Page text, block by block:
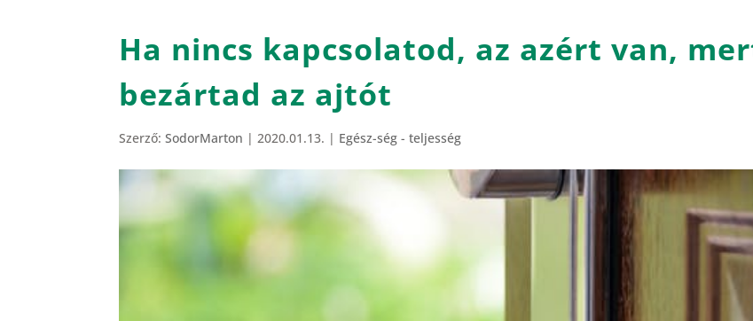
Ha nincs kapcsolatod, az azért van,
bezártad az ajtót
Szerző:SodorMarton |2020.01.13. | Egész-ség - teljesség